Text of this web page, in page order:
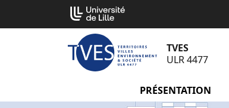
contenu
TVES
ULR 4477
PRÉSENTATION
Cookies management panel